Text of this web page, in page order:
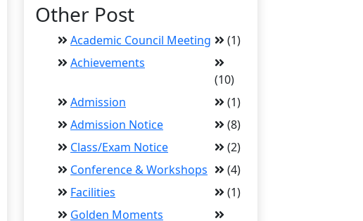
Other Post
Academic Council Meeting
(1)
Achievements
(10)
Admission
(1)
Admission Notice
(8)
Class/Exam Notice
(2)
Conference & Workshops
(4)
Facilities
(1)
Golden Moments